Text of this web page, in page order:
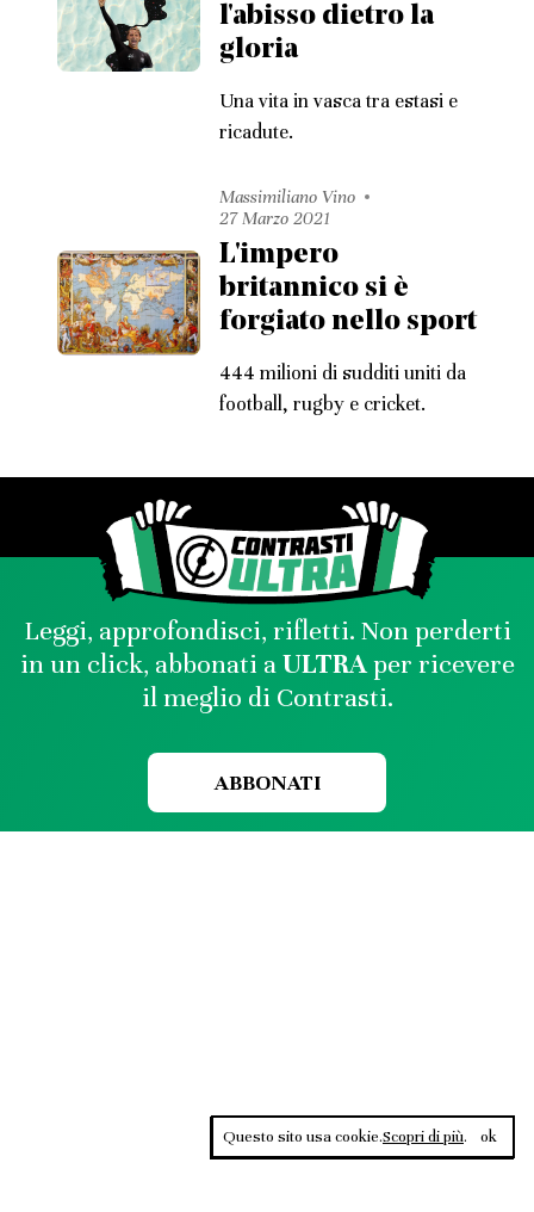
l'abisso dietro la
gloria
Una vita in vasca tra estasi e
ricadute.
Massimiliano Vino
27 Marzo 2021
L'impero
britannico si è
forgiato nello sport
444 milioni di sudditi uniti da
football, rugby e cricket.
Leggi, approfondisci, rifletti. Non perderti
in un click, abbonati aULTRAper ricevere
il meglio di Contrasti.
ABBONATI
Questo sito usa cookie.Scopri di più. ok